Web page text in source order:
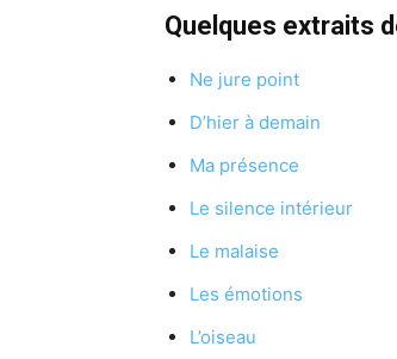
Quelques extraits
Ne jure point
D’hier à demain
Ma présence
Le silence intérieur
Le malaise
Les émotions
L’oiseau